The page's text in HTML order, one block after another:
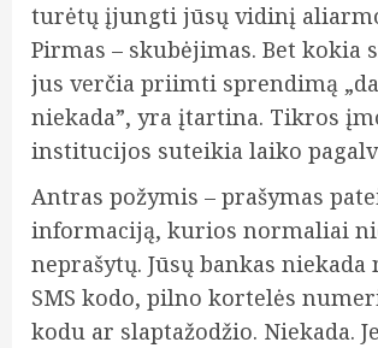
turėtų įjungti jūsų vidinį
Pirmas – skubėjimas. Bet kokia
jus verčia priimti sprendimą
niekada”, yra įtartina. Tikros
institucijos suteikia laiko
Antras požymis – prašymas
informaciją, kurios normaliai
neprašytų. Jūsų bankas niekada
SMS kodo, pilno kortelės
kodu ar slaptažodžio. Niekada.